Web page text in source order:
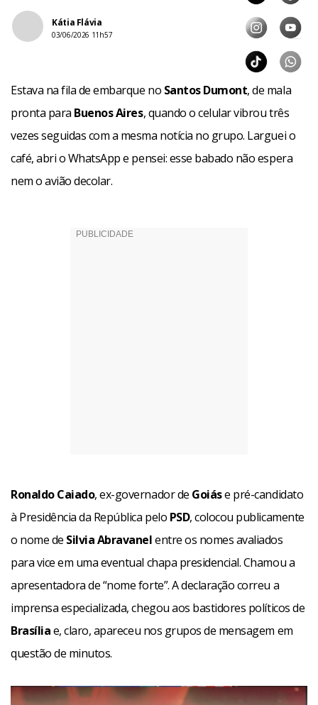
Kátia Flávia
03/06/2026 11h57
Estava na fila de embarque no Santos Dumont, de mala
pronta para Buenos Aires, quando o celular vibrou três
vezes seguidas com a mesma notícia no grupo. Larguei o
café, abri o WhatsApp e pensei: esse babado não espera
nem o avião decolar.
Ronaldo Caiado, ex-governador de Goiáse pré-candidato
à Presidência da República pelo PSD, colocou publicamente
o nome de Silvia Abravanelentre os nomes avaliados
para vice em uma eventual chapa presidencial. Chamou a
apresentadora de “nome forte”. A declaração correu a
imprensa especializada, chegou aos bastidores políticos de
Brasíliae, claro, apareceu nos grupos de mensagem em
questão de minutos.